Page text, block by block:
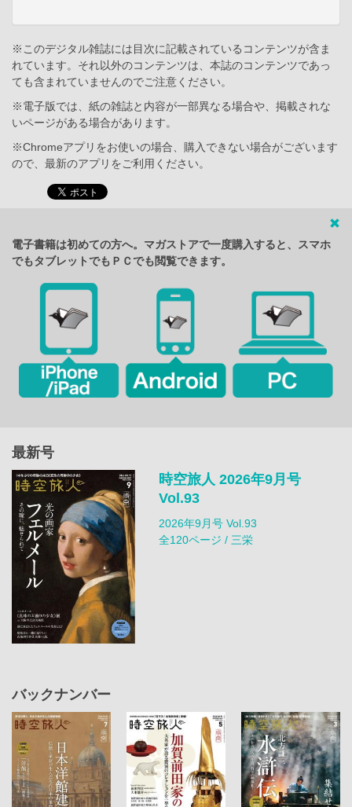
※このデジタル雑誌には目次に記載されているコンテンツが含ま
れています。それ以外のコンテンツは、本誌のコンテンツであっ
ても含まれていませんのでご注意ください。
※電子版では、紙の雑誌と内容が一部異なる場合や、掲載されな
いページがある場合があります。
※Chromeアプリをお使いの場合、購入できない場合がございます
ので、最新のアプリをご利用ください。
電子書籍は初めての方へ。マガストアで一度購入すると、スマホ
でもタブレットでもＰＣでも閲覧できます。
最新号
時空旅人 2026年9月号
Vol.93
2026年9月号 Vol.93
全120ページ / 三栄
バックナンバー